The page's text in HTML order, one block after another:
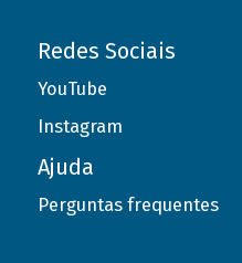
Redes Sociais
YouTube
Instagram
Ajuda
Perguntas frequentes